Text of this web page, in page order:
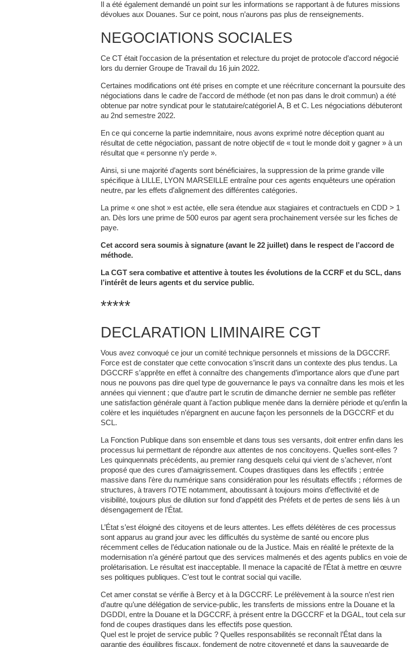
Il a été également demandé un point sur les informations se rapportant à de futures missions
dévolues aux Douanes. Sur ce point, nous n’aurons pas plus de renseignements.
NEGOCIATIONS SOCIALES
Ce CT était l’occasion de la présentation et relecture du projet de protocole d’accord négocié
lors du dernier Groupe de Travail du 16 juin 2022.
Certaines modifications ont été prises en compte et une réécriture concernant la poursuite des
négociations dans le cadre de l’accord de méthode (et non pas dans le droit commun) a été
obtenue par notre syndicat pour le statutaire/catégoriel A, B et C. Les négociations débuteront
au 2nd semestre 2022.
En ce qui concerne la partie indemnitaire, nous avons exprimé notre déception quant au
résultat de cette négociation, passant de notre objectif de « tout le monde doit y gagner » à un
résultat que « personne n’y perde ».
Ainsi, si une majorité d’agents sont bénéficiaires, la suppression de la prime grande ville
spécifique à LILLE, LYON MARSEILLE entraîne pour ces agents enquêteurs une opération
neutre, par les effets d’alignement des différentes catégories.
La prime « one shot » est actée, elle sera étendue aux stagiaires et contractuels en CDD > 1
an. Dès lors une prime de 500 euros par agent sera prochainement versée sur les fiches de
paye.
Cet accord sera soumis à signature (avant le 22 juillet) dans le respect de l’accord de
méthode.
La CGT sera combative et attentive à toutes les évolutions de la CCRF et du SCL, dans
l’intérêt de leurs agents et du service public.
*****
DECLARATION LIMINAIRE CGT
Vous avez convoqué ce jour un comité technique personnels et missions de la DGCCRF.
Force est de constater que cette convocation s’inscrit dans un contexte des plus tendus. La
DGCCRF s’apprête en effet à connaître des changements d’importance alors que d’une part
nous ne pouvons pas dire quel type de gouvernance le pays va connaître dans les mois et les
années qui viennent ; que d’autre part le scrutin de dimanche dernier ne semble pas refléter
une satisfaction générale quant à l’action publique menée dans la dernière période et qu’enfin la
colère et les inquiétudes n’épargnent en aucune façon les personnels de la DGCCRF et du
SCL.
La Fonction Publique dans son ensemble et dans tous ses versants, doit entrer enfin dans les
processus lui permettant de répondre aux attentes de nos concitoyens. Quelles sont-elles ?
Les quinquennats précédents, au premier rang desquels celui qui vient de s’achever, n’ont
proposé que des cures d’amaigrissement. Coupes drastiques dans les effectifs ; entrée
massive dans l’ère du numérique sans considération pour les résultats effectifs ; réformes de
structures, à travers l’OTE notamment, aboutissant à toujours moins d’effectivité et de
visibilité, toujours plus de dilution sur fond d’appétit des Préfets et de pertes de sens liés à un
désengagement de l’État.
L’État s’est éloigné des citoyens et de leurs attentes. Les effets délétères de ces processus
sont apparus au grand jour avec les difficultés du système de santé ou encore plus
récemment celles de l’éducation nationale ou de la Justice. Mais en réalité le prétexte de la
modernisation n’a généré partout que des services malmenés et des agents publics en voie de
prolétarisation. Le résultat est inacceptable. Il menace la capacité de l’État à mettre en œuvre
ses politiques publiques. C’est tout le contrat social qui vacille.
Cet amer constat se vérifie à Bercy et à la DGCCRF. Le prélèvement à la source n’est rien
d’autre qu’une délégation de service-public, les transferts de missions entre la Douane et la
DGDDI, entre la Douane et la DGCCRF, à présent entre la DGCCRF et la DGAL, tout cela sur
fond de coupes drastiques dans les effectifs pose question.
Quel est le projet de service public ? Quelles responsabilités se reconnaît l’État dans la
garantie des équilibres fiscaux, fondement de notre citoyenneté et dans la sauvegarde de